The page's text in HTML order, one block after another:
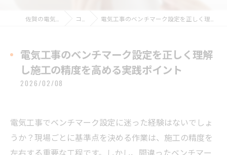
コラム 電気工事のベンチマーク設定を正しく理解し施工の精度を高める実践ポイント
電気工事のベンチマーク設定を正しく理解
し施工の精度を高める実践ポイント
2026/02/08
電気工事でベンチマーク設定に迷った経験はないでしょ
うか？現場ごとに基準点を決める作業は、施工の精度を
左右する重要な工程です。しかし、間違ったベンチマー